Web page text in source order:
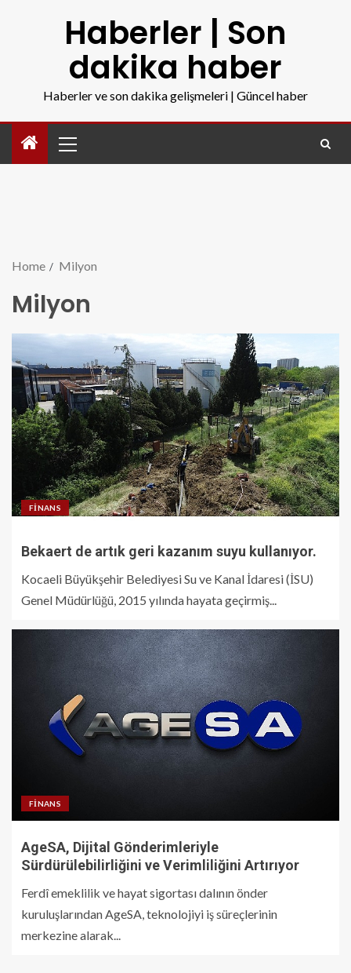
Haberler | Son
dakika haber
Haberler ve son dakika gelişmeleri | Güncel haber
Home Milyon
Milyon
FINANS
Bekaert de artık geri kazanım suyu kullanıyor.
Kocaeli Büyükşehir Belediyesi Su ve Kanal İdaresi (İSU)
Genel Müdürlüğü, 2015 yılında hayata geçirmiş...
FINANS
AgeSA, Dijital Gönderimleriyle
Sürdürülebilirliğini ve Verimliliğini Artırıyor
Ferdî emeklilik ve hayat sigortası dalının önder
kuruluşlarından AgeSA, teknolojiyi iş süreçlerinin
merkezine alarak...